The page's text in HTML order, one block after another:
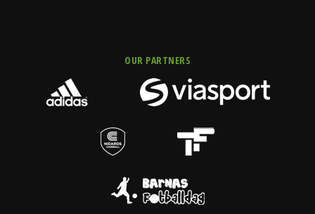
OUR PARTNERS